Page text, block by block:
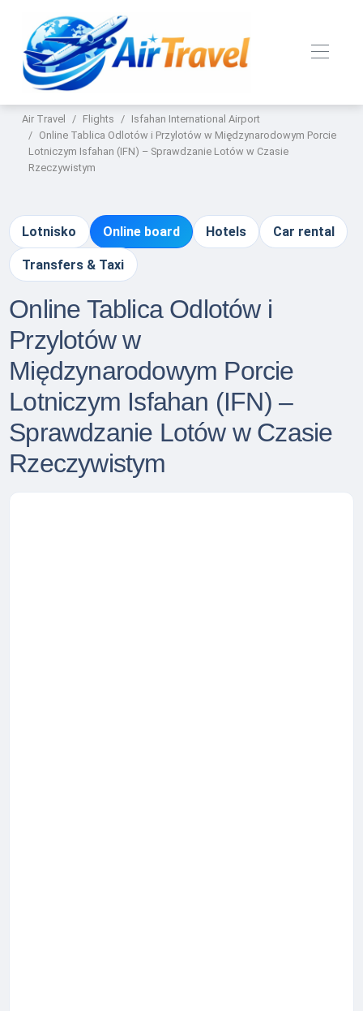
Air Travel Flights
Isfahan International Airport
Online Tablica Odlotów i Przylotów w Międzynarodowym Porcie
Lotniczym Isfahan (IFN) – Sprawdzanie Lotów w Czasie
Rzeczywistym
Lotnisko Online board Hotels Car rental
Transfers & Taxi
Online Tablica Odlotów i
Przylotów w
Międzynarodowym Porcie
Lotniczym Isfahan (IFN) –
Sprawdzanie Lotów w Czasie
Rzeczywistym